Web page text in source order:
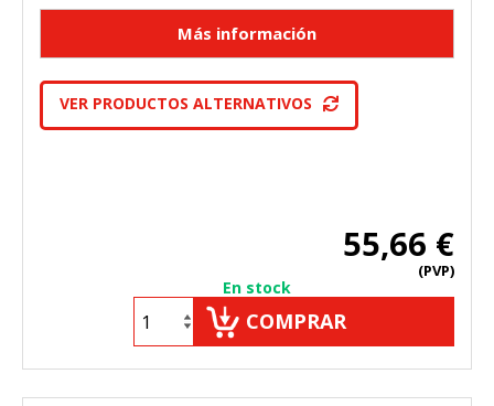
VER PRODUCTOS ALTERNATIVOS
55,66 €
(PVP)
En stock
COMPRAR